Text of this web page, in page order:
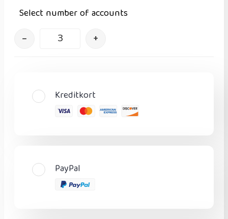
Select number of accounts
– +
Kreditkort
PayPal